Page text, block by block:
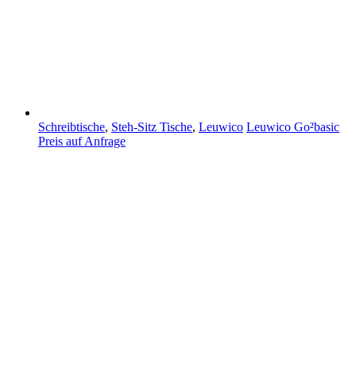
Schreibtische, Steh-Sitz Tische, Leuwico Leuwico Go²basic
Preis auf Anfrage